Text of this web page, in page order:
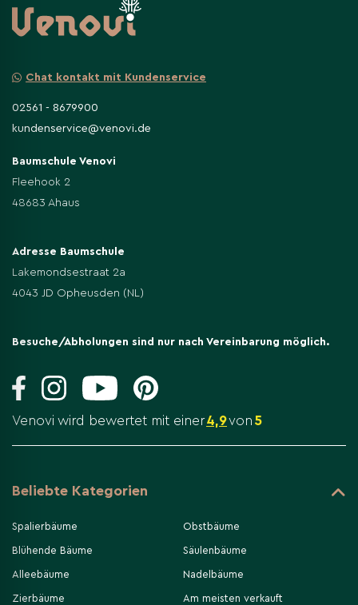
Chat kontakt mit Kundenservice
02561 - 8679900
kundenservice@venovi.de
Baumschule Venovi
Fleehook 2
48683 Ahaus
Adresse Baumschule
Lakemondsestraat 2a
4043 JD Opheusden (NL)
Besuche/Abholungen sind nur nach Vereinbarung möglich.
Venovi wird bewertet mit einer4,9von 5
Beliebte Kategorien
Spalierbäume
Blühende Bäume
Alleebäume
Zierbäume
Obstbäume
Säulenbäume
Nadelbäume
Am meisten verkauft